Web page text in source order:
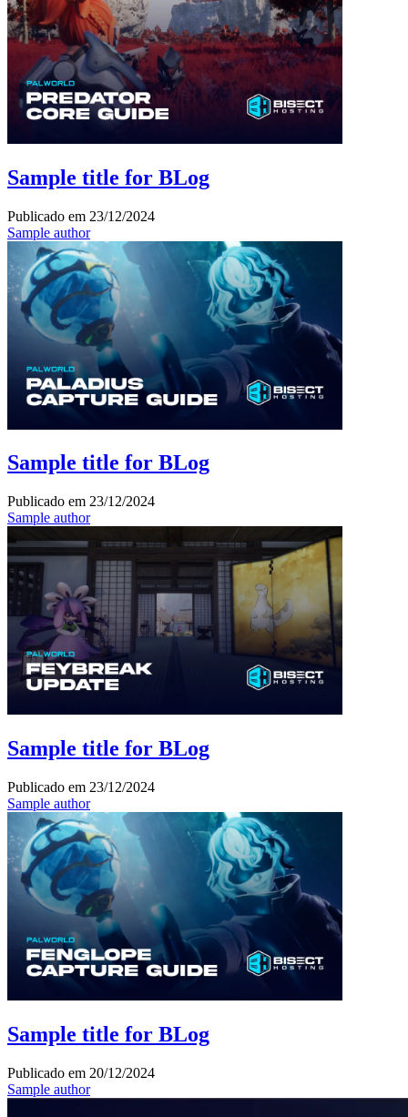
Sample title for BLog
Publicado em 23/12/2024
Sample author
Sample title for BLog
Publicado em 23/12/2024
Sample author
Sample title for BLog
Publicado em 23/12/2024
Sample author
Sample title for BLog
Publicado em 20/12/2024
Sample author